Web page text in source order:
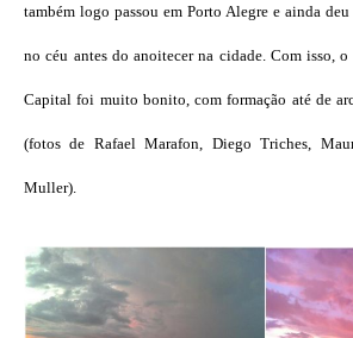
também logo passou em Porto Alegre e ainda
no céu antes do anoitecer na cidade. Com isso,
Capital foi muito bonito, com formação até de
(fotos de Rafael Marafon, Diego Triches,
Muller).